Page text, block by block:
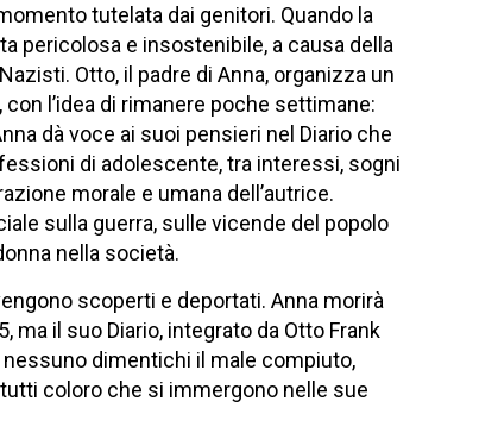
tutelata dai genitori. Quando la
pericolosa e insostenibile, a causa della
Otto, il padre di Anna, organizza un
l’idea di rimanere poche settimane:
dà voce ai suoi pensieri nel Diario che
di adolescente, tra interessi, sogni
morale e umana dell’autrice.
sulla guerra, sulle vicende del popolo
nella società.
scoperti e deportati. Anna morirà
il suo Diario, integrato da Otto Frank
dimentichi il male compiuto,
coloro che si immergono nelle sue